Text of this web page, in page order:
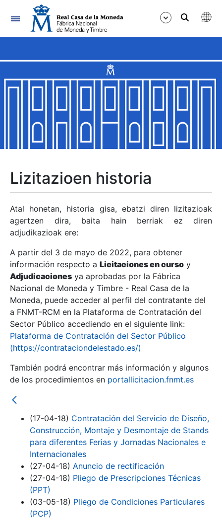
Nabigazioa
Erakutsi/Ezkutatu
Erakutsi/Ezkutatu
Erakutsi/Ezkutatu
Erakutsi/Ezkutatu
Erakutsi/Ezkutatu
Erakutsi/Ezkutatu
Erakutsi/Ezkutatu
Erakutsi/Ezkutatu
Lizitazioen historia
Atal honetan, historia gisa, ebatzi diren lizitazioak
agertzen dira, baita hain berriak ez diren
adjudikazioak ere:
A partir del 3 de mayo de 2022, para obtener
información respecto a Licitaciones en curso y
Adjudicaciones ya aprobadas por la Fábrica
Nacional de Moneda y Timbre - Real Casa de la
Moneda, puede acceder al perfil del contratante del
a FNMT-RCM en la Plataforma de Contratación del
Sector Público accediendo en el siguiente link:
Plataforma de Contratación del Sector Público
(https://contrataciondelestado.es/)
También podrá encontrar más información y algunos
de los procedimientos en portallicitacion.fnmt.es
(17-04-18) Contratación del Servicio de Diseño,
Construcción, Montaje y Desmontaje de Stands
para diferentes Ferias y Jornadas Nacionales e
Internacionales
(27-04-18) Anuncio de rectificación
(27-04-18) Pliego de Prescripciones Técnicas
(PPT)
(03-05-18) Pliego de Condiciones Particulares
(PCP)